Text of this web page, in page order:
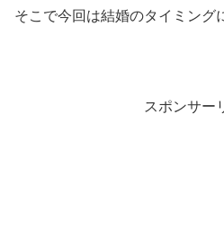
そこで今回は結婚のタイミング
スポンサー